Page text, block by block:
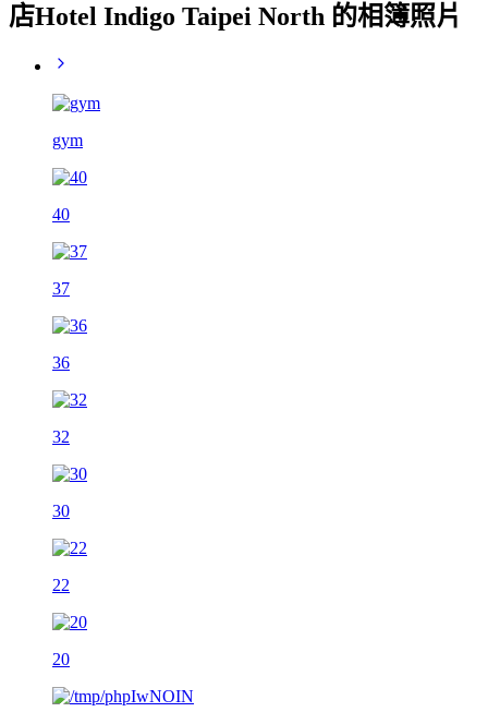
店Hotel Indigo Taipei North 的相簿照片
gym
40
37
36
32
30
22
20